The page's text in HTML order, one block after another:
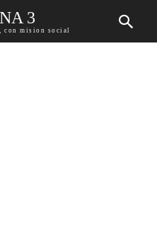
3
con mision social